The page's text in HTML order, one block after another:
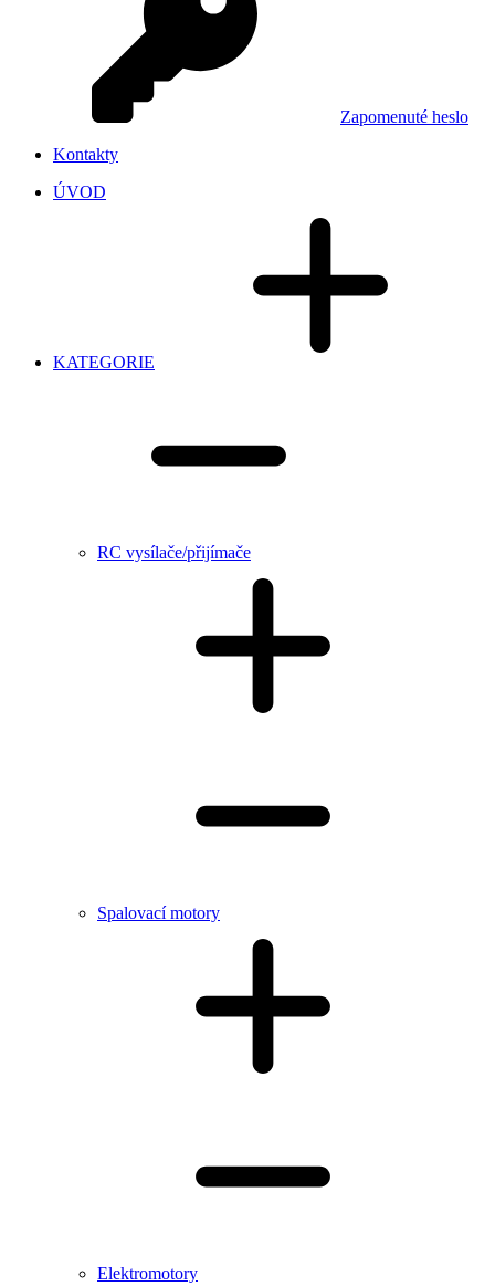
Zapomenuté heslo
Kontakty
ÚVOD
KATEGORIE
RC vysílače/přijímače
Spalovací motory
Elektromotory